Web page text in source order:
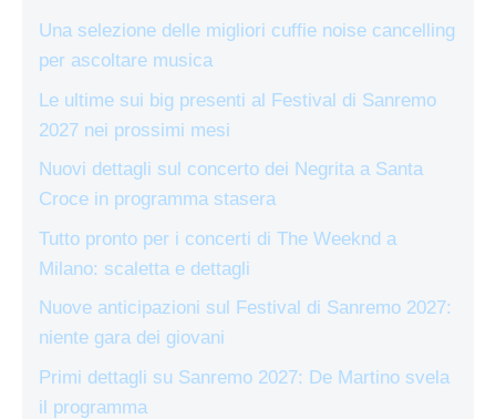
Una selezione delle migliori cuffie noise cancelling
per ascoltare musica
Le ultime sui big presenti al Festival di Sanremo
2027 nei prossimi mesi
Nuovi dettagli sul concerto dei Negrita a Santa
Croce in programma stasera
Tutto pronto per i concerti di The Weeknd a
Milano: scaletta e dettagli
Nuove anticipazioni sul Festival di Sanremo 2027:
niente gara dei giovani
Primi dettagli su Sanremo 2027: De Martino svela
il programma